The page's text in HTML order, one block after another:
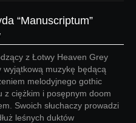
“Manuscriptum”
z Łotwy Heaven Grey
wyjątkową muzykę będącą
melodyjnego gothic
z ciężkim i posępnym doom
Swoich słuchaczy prowadzi
leśnych duktów